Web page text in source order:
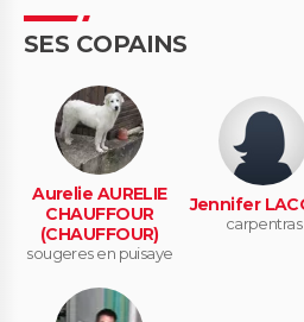
SES COPAINS
Aurelie AURELIE
CHAUFFOUR
(CHAUFFOUR)
sougeres en puisaye
Jennifer
carpentras